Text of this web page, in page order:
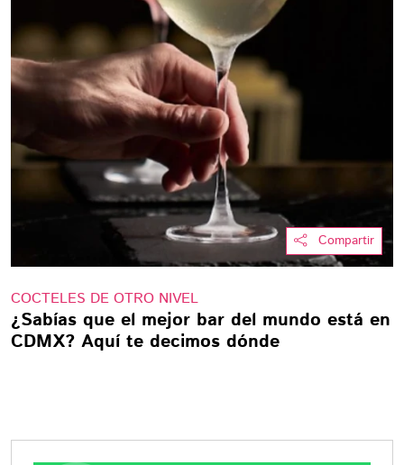
Compartir
COCTELES DE OTRO NIVEL
¿Sabías que el mejor bar del mundo está en
CDMX? Aquí te decimos dónde